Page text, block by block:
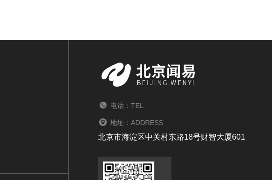
电话：TEL
地址：ADDRESS
北京市海淀区中关村东路18号财智大厦601